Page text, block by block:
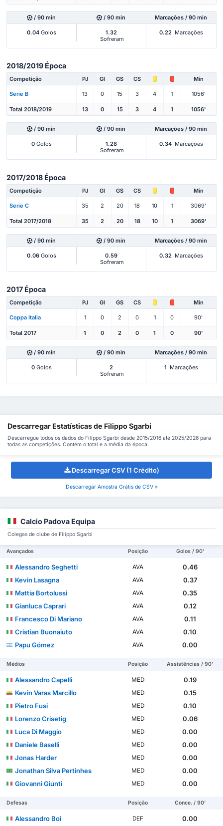
/ 90 min / 90 min Marcações / 90 min
0.04Golos
1.32
Sofreram
0.22 Marcações
2018/2019 Época
Competição PJ Gl GS CS Min
Serie B 13 0 15 3 4 1 1056'
Total 2018/2019 13 0 15 3 4 1 1056'
/ 90 min / 90 min Marcações / 90 min
0Golos
1.28
Sofreram
0.34 Marcações
2017/2018 Época
Competição PJ Gl GS CS Min
Serie C 35 2 20 18 10 1 3069'
Total 2017/2018 35 2 20 18 10 1 3069'
/ 90 min / 90 min Marcações / 90 min
0.06Golos
0.59
Sofreram
0.32 Marcações
2017 Época
Competição PJ Gl GS CS Min
Coppa Italia 1 0 2 0 1 0 90'
Total 2017 1 0 2 0 1 0 90'
/ 90 min / 90 min Marcações / 90 min
0Golos
2
Sofreram
1 Marcações
Descarregar Estatísticas de Filippo Sgarbi
Descarregue todos os dados do Filippo Sgarbi desde 2015/2016 até 2025/2026 para
todas as competições. Contém o total e a média da época.
Descarregar CSV (1 Crédito)
Descarregar Amostra Grátis de CSV »
Calcio Padova Equipa
Colegas de clube de Filippo Sgarbi
Avançados Posição Golos / 90'
Alessandro Seghetti AVA
0.46
Kevin Lasagna
AVA
0.37
Mattia Bortolussi
AVA
0.35
Gianluca Caprari
AVA
0.12
Francesco Di Mariano
AVA
0.11
Cristian Buonaiuto
AVA
0.10
Papu Gómez
AVA 0.00
Médios Posição Assistências / 90'
Alessandro Capelli MED
0.19
Kevin Varas Marcillo
MED
0.15
Pietro Fusi
MED
0.10
Lorenzo Crisetig
MED
0.06
Luca Di Maggio
MED
0.00
Daniele Baselli
MED
0.00
Jonas Harder
MED
0.00
Jonathan Silva Pertinhes
MED
0.00
Giovanni Giunti
MED 0.00
Defesas Posição Conce. / 90'
Alessandro Boi DEF
0.00